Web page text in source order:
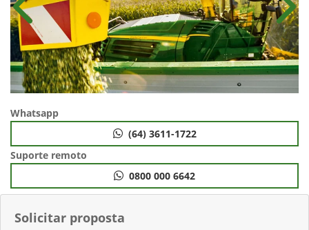
Solicitar proposta
Anterior
Whatsapp
(64) 3611-1722
Suporte remoto
0800 000 6642